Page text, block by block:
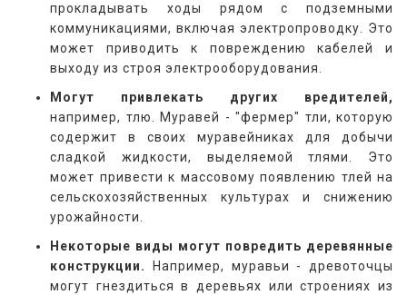
прокладывать ходы рядом с подземными
коммуникациями, включая электропроводку. Это
может приводить к повреждению кабелей и
выходу из строя электрооборудования.
Могут привлекать других вредителей,
например, тлю. Муравей - "фермер" тли, которую
содержит в своих муравейниках для добычи
сладкой жидкости, выделяемой тлями. Это
может привести к массовому появлению тлей на
сельскохозяйственных культурах и снижению
урожайности.
Некоторые виды могут повредить деревянные
конструкции.
Например, муравьи - древоточцы
могут гнездиться в деревьях или строениях из